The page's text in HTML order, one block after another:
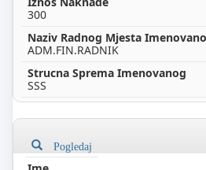
300
ADM.FIN.RADNIK
SSS
Pogledaj